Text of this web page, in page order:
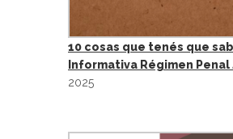
10 cosas que tenés que
Informativa Régimen Penal
2025